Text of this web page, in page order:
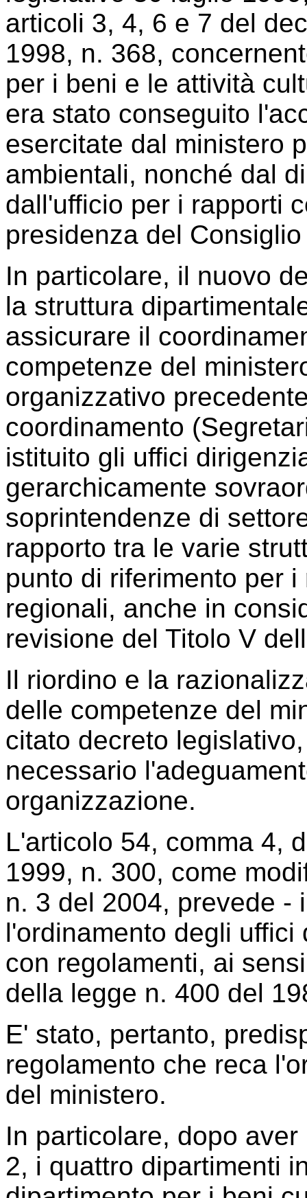
articoli 3, 4, 6 e 7 del
1998, n. 368,
per i beni e le attività
era stato conseguito
esercitate dal ministero
ambientali, nonché dal
dall'ufficio per i rapporti
presidenza del
In particolare, il nuovo
la struttura
assicurare il
competenze del
organizzativo
coordinamento
istituito gli uffici
gerarchicamente
soprintendenze di
rapporto tra le varie
punto di riferimento per
regionali, anche in
revisione del Titolo V
Il riordino e la
delle competenze del
citato decreto
necessario
organizzazione.
L'articolo 54, comma 4,
1999, n. 300, come
n. 3 del 2004, prevede -
l'ordinamento degli
con regolamenti, ai
della legge n. 400 del
E' stato, pertanto,
regolamento che reca
del ministero.
In particolare, dopo
2, i quattro dipartimenti